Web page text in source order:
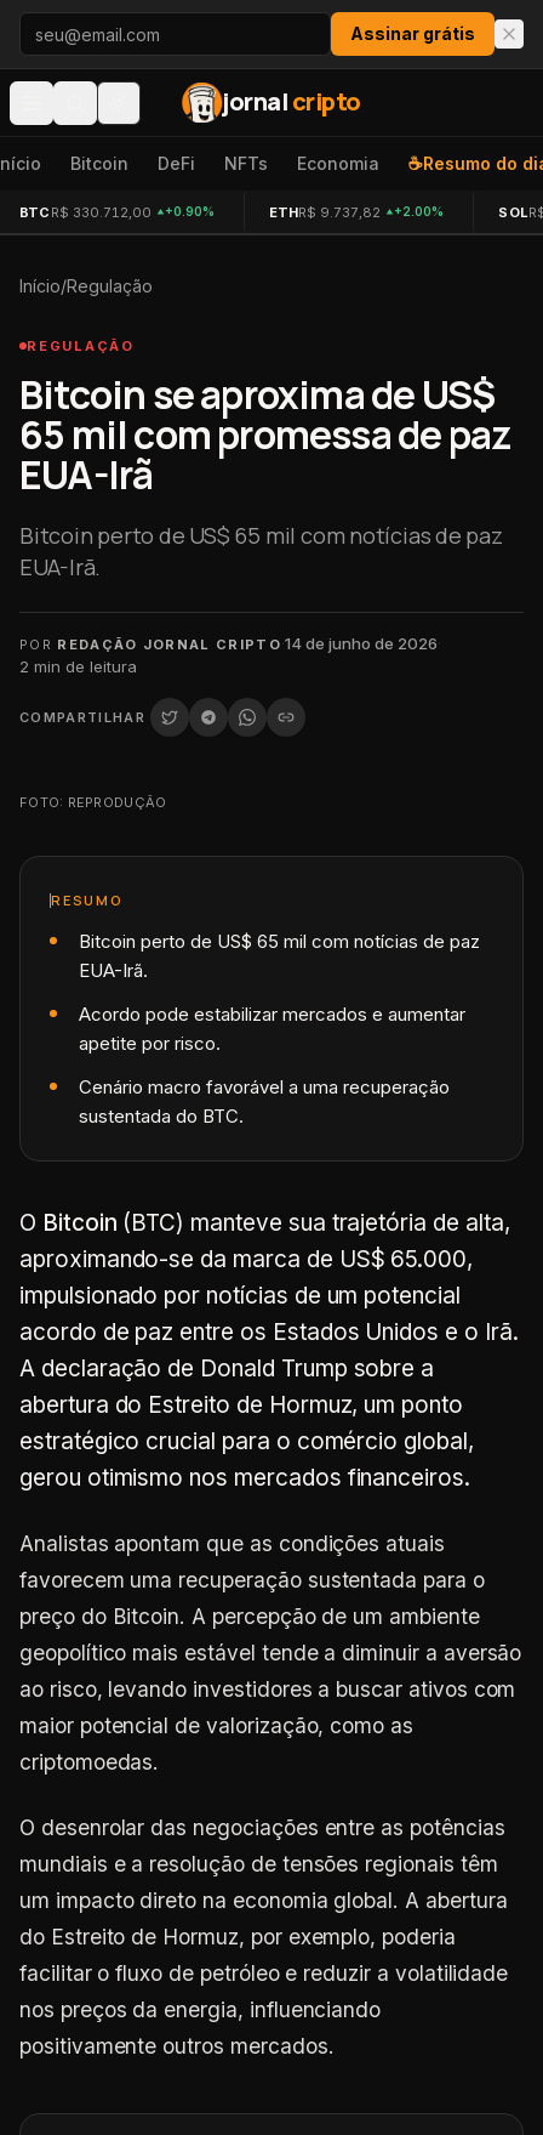
Pular para o conteúdo
Assinar grátis
jornalcripto
Bitcoin DeFi NFTs Economia ☕Resumo do
BTC R$ 330.712,00 +0.90% ETHR$ 9.737,82 +2.00% SOL
Início/Regulação
REGULAÇÃO
Bitcoin se aproxima de US$
65 mil com promessa de paz
EUA-Irã
Bitcoin perto de US$ 65 mil com notícias de paz
EUA-Irã.
POR REDAÇÃO JORNAL CRIPTO·14 de junho de 2026·
2 min de leitura
COMPARTILHAR
FOTO: REPRODUÇÃO
RESUMO
Bitcoin perto de US$ 65 mil com notícias de paz
EUA-Irã.
Acordo pode estabilizar mercados e aumentar
apetite por risco.
Cenário macro favorável a uma recuperação
sustentada do BTC.
O Bitcoin (BTC) manteve sua trajetória de alta,
aproximando-se da marca de US$ 65.000,
impulsionado por notícias de um potencial
acordo de paz entre os Estados Unidos e o Irã.
A declaração de Donald Trump sobre a
abertura do Estreito de Hormuz, um ponto
estratégico crucial para o comércio global,
gerou otimismo nos mercados financeiros.
Analistas apontam que as condições atuais
favorecem uma recuperação sustentada para o
preço do Bitcoin. A percepção de um ambiente
geopolítico mais estável tende a diminuir a aversão
ao risco, levando investidores a buscar ativos com
maior potencial de valorização, como as
criptomoedas.
O desenrolar das negociações entre as potências
mundiais e a resolução de tensões regionais têm
um impacto direto na economia global. A abertura
do Estreito de Hormuz, por exemplo, poderia
facilitar o fluxo de petróleo e reduzir a volatilidade
nos preços da energia, influenciando
positivamente outros mercados.